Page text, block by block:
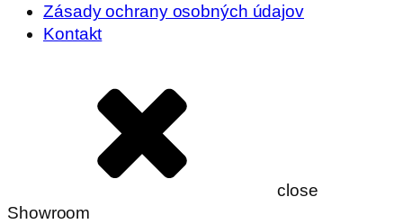
Zásady ochrany osobných údajov
Kontakt
close
Showroom